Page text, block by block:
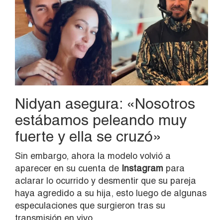
Nidyan asegura: «Nosotros
estábamos peleando muy
fuerte y ella se cruzó»
Sin embargo, ahora la modelo volvió a
aparecer en su cuenta de Instagram para
aclarar lo ocurrido y desmentir que su pareja
haya agredido a su hija, esto luego de algunas
especulaciones que surgieron tras su
transmisión en vivo.